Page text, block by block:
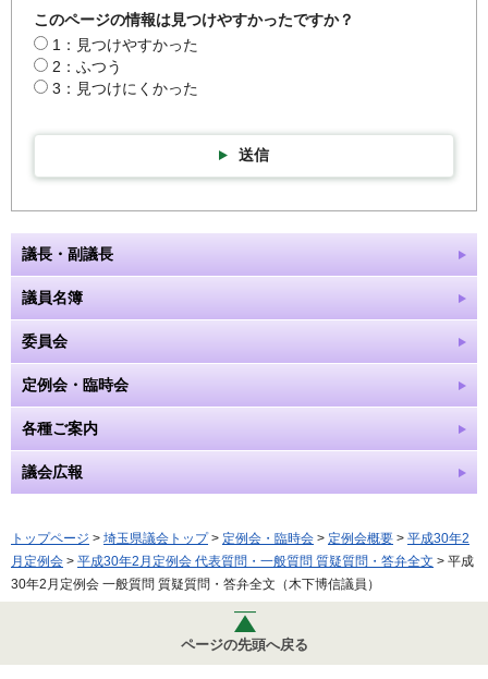
このページの情報は見つけやすかったですか？
1：見つけやすかった
2：ふつう
3：見つけにくかった
送信
議長・副議長
議員名簿
委員会
定例会・臨時会
各種ご案内
議会広報
トップページ > 埼玉県議会トップ> 定例会・臨時会 > 定例会概要 > 平成30年2
月定例会 > 平成30年2月定例会 代表質問・一般質問 質疑質問・答弁全文 > 平成
30年2月定例会 一般質問 質疑質問・答弁全文（木下博信議員）
ページの先頭へ戻る